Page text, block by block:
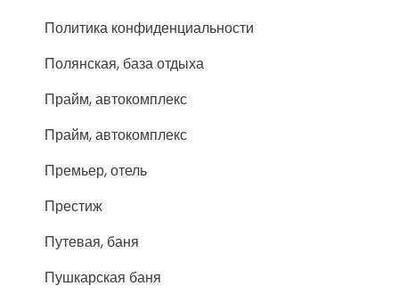
Политика конфиденциальности
Полянская, база отдыха
Прайм, автокомплекс
Прайм, автокомплекс
Премьер, отель
Престиж
Путевая, баня
Пушкарская баня